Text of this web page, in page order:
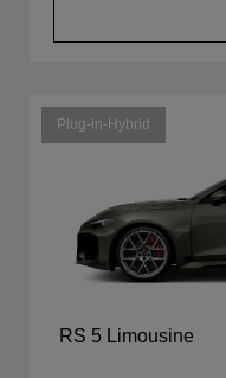
Plug-in-Hybrid
RS 5 Limousine